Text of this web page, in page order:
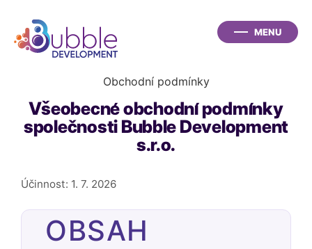
Obchodní podmínky
Všeobecné obchodní podmínky
společnosti Bubble Development
s.r.o.
Účinnost: 1. 7. 2026
OBSAH